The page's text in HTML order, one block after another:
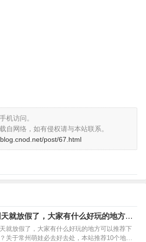
机访问。
自网络，如有侵权请与本站联系。
post/67.html
天就放假了，大家有什么好玩的地方可
推荐下呢？
就放假了，大家有什么好玩的地方可以推荐下
关于常州萌娃必去好去处，本站推荐10个地